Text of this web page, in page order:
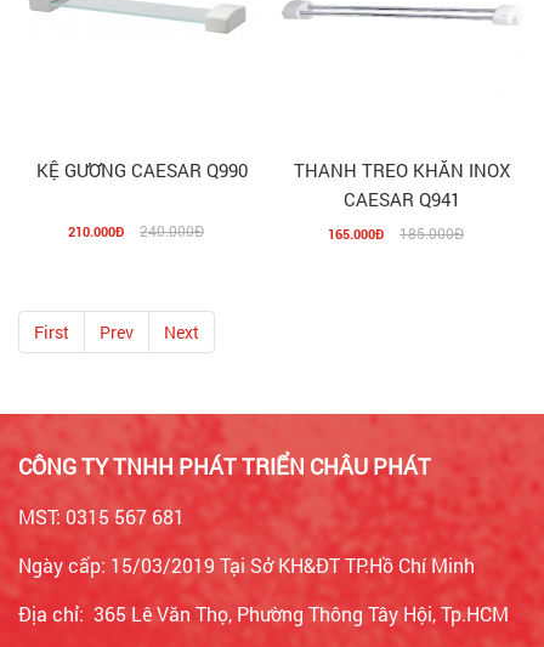
KỆ GƯƠNG CAESAR Q990
210.000Đ 240.000Đ
THANH TREO KHĂN INOX
CAESAR Q941
165.000Đ 185.000Đ
First Prev Next
CÔNG TY TNHH PHÁT TRIỂN CHÂU PHÁT
MST: 0315 567 681
Ngày cấp: 15/03/2019 Tại Sở KH&ĐT TP.Hồ Chí Minh
Địa chỉ: 365 Lê Văn Thọ, Phường Thông Tây Hội, Tp.HCM